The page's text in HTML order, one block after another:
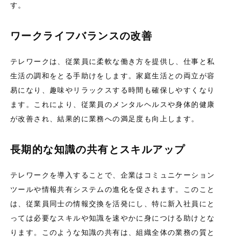
す。
ワークライフバランスの改善
テレワークは、従業員に柔軟な働き方を提供し、仕事と私
生活の調和をとる手助けをします。家庭生活との両立が容
易になり、趣味やリラックスする時間も確保しやすくなり
ます。これにより、従業員のメンタルヘルスや身体的健康
が改善され、結果的に業務への満足度も向上します。
長期的な知識の共有とスキルアップ
テレワークを導入することで、企業はコミュニケーション
ツールや情報共有システムの進化を促されます。このこと
は、従業員同士の情報交換を活発にし、特に新入社員にと
っては必要なスキルや知識を速やかに身につける助けとな
ります。このような知識の共有は、組織全体の業務の質と